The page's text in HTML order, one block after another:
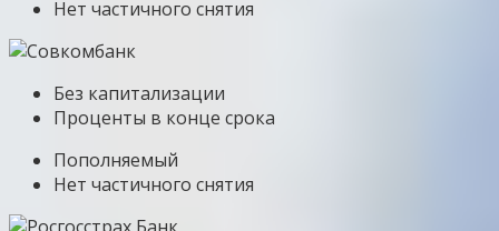
Нет частичного снятия
Без капитализации
Проценты в конце срока
Пополняемый
Нет частичного снятия